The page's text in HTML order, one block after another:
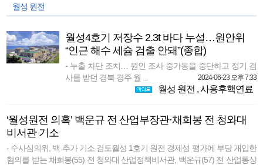
월성 원전
월성4호기 저장수 2.3t 바다 누설…원안위
“인근 해수 세슘 검출 안돼”(종합)
- 누출 차단 조치… 원인 조사 중가동을 중단하고 정기 검
사를 받던 경북 경주 월 ...
2024-06-23 오후 7:33
월성 원전 ,사용후핵연료
‘월성원전 의혹’ 백운규 전 산업부장관·채희봉 전 청와대
비서관 기소
- 수사심의위, 백 추가 기소 검토월성 1호기 원전 경제성 평가에 부당 개입한
혐의를 받는 채희봉(55) 전 청와대 산업정책비서관, 백운규(57) 전 산업통상